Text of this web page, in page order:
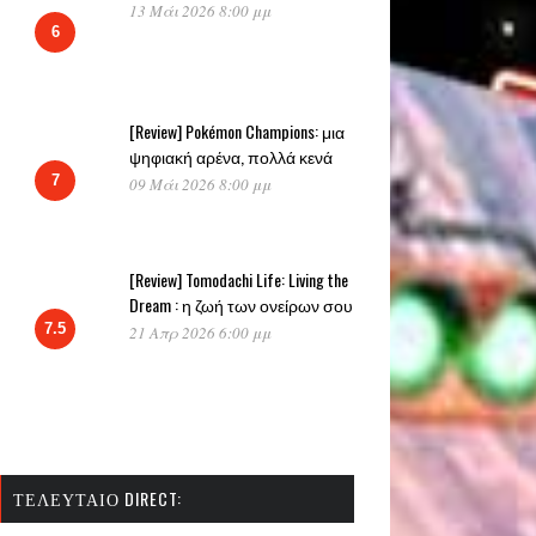
6
13 Μάι 2026 8:00 μμ
7
[Review] Pokémon Champions: μια
ψηφιακή αρένα, πολλά κενά
09 Μάι 2026 8:00 μμ
7.5
[Review] Tomodachi Life: Living the
Dream : η ζωή των ονείρων σου
21 Απρ 2026 6:00 μμ
ΤΕΛΕΥΤΑΊΟ DIRECT: